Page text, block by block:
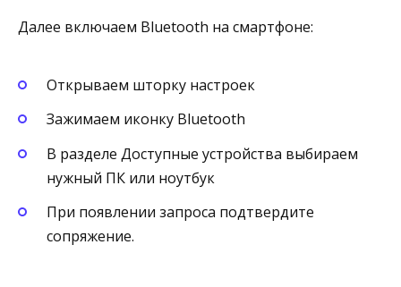
Далее включаем Bluetooth на смартфоне:
Открываем шторку настроек
Зажимаем иконку Bluetooth
В разделе Доступные устройства выбираем
нужный ПК или ноутбук
При появлении запроса подтвердите
сопряжение.